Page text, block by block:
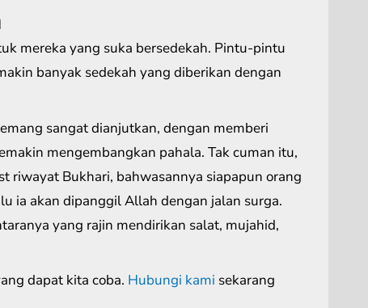
mereka yang suka bersedekah. Pintu-pintu
banyak sedekah yang diberikan dengan
sangat dianjutkan, dengan memberi
mengembangkan pahala. Tak cuman itu,
riwayat Bukhari, bahwasannya siapapun orang
ia akan dipanggil Allah dengan jalan surga.
yang rajin mendirikan salat, mujahid,
dapat kita coba. Hubungi kami sekarang